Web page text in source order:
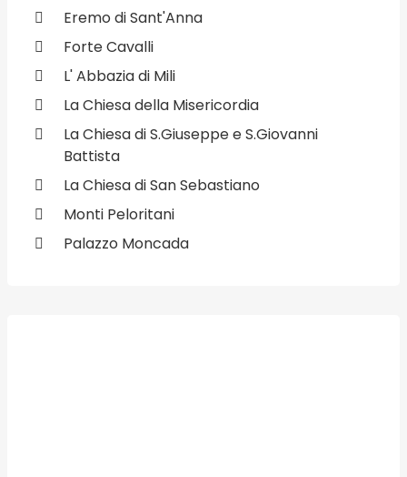
Eremo di Sant'Anna
Forte Cavalli
L' Abbazia di Mili
La Chiesa della Misericordia
La Chiesa di S.Giuseppe e S.Giovanni
Battista
La Chiesa di San Sebastiano
Monti Peloritani
Palazzo Moncada